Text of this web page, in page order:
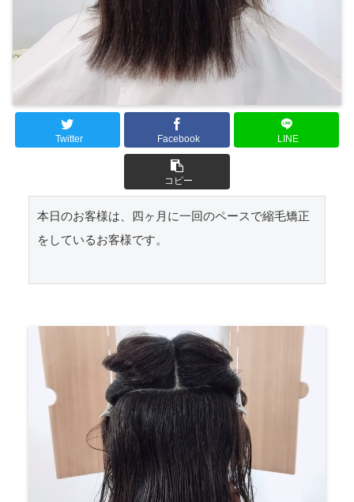
Twitter Facebook LINE
コピー
本日のお客様は、四ヶ月に一回のペースで縮毛矯正
をしているお客様です。